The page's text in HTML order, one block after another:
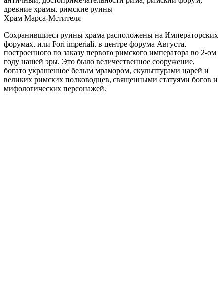
Храм Марса-Мстителя
Сохранившиеся руины храма расположены на Императорских
форумах, или Fori imperiali, в центре форума Августа,
построенного по заказу первого римского императора во 2-ом
году нашей эры. Это было величественное сооружение,
богато украшенное белым мрамором, скульптурами царей и
великих римских полководцев, священными статуями богов и
мифологических персонажей.